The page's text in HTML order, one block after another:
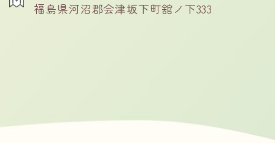
福島県河沼郡会津坂下町舘ノ下333